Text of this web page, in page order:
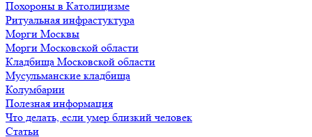
Похороны в Католицизме
Ритуальная инфрастуктура
Морги Москвы
Морги Московской области
Кладбища Московской области
Мусульманские кладбища
Колумбарии
Полезная информация
Что делать, если умер близкий человек
Статьи